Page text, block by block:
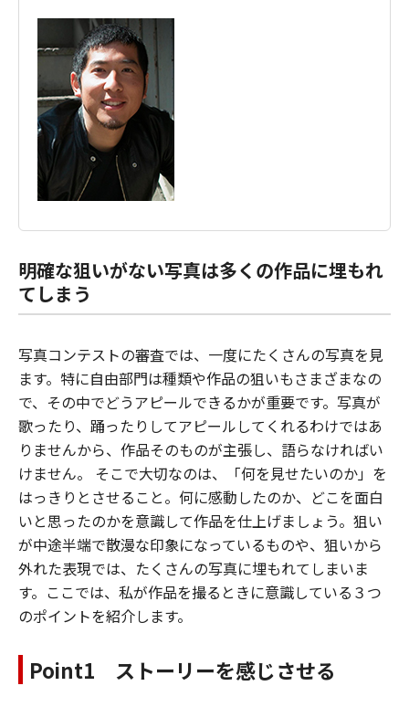
明確な狙いがない写真は多くの作品に埋もれ
てしまう
写真コンテストの審査では、一度にたくさんの写真を見
ます。特に自由部門は種類や作品の狙いもさまざまなの
で、その中でどうアピールできるかが重要です。写真が
歌ったり、踊ったりしてアピールしてくれるわけではあ
りませんから、作品そのものが主張し、語らなければい
けません。 そこで大切なのは、「何を見せたいのか」を
はっきりとさせること。何に感動したのか、どこを面白
いと思ったのかを意識して作品を仕上げましょう。狙い
が中途半端で散漫な印象になっているものや、狙いから
外れた表現では、たくさんの写真に埋もれてしまいま
す。ここでは、私が作品を撮るときに意識している３つ
のポイントを紹介します。
Point1 ストーリーを感じさせる